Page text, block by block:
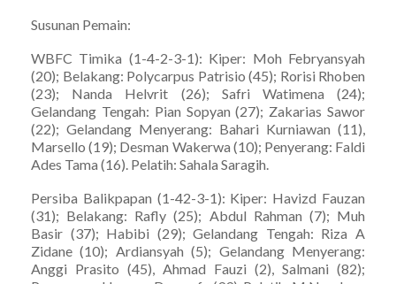
Susunan Pemain:
WBFC Timika (1-4-2-3-1): Kiper: Moh Febryansyah
(20); Belakang: Polycarpus Patrisio (45); Rorisi Rhoben
(23); Nanda Helvrit (26); Safri Watimena (24);
Gelandang Tengah: Pian Sopyan (27); Zakarias Sawor
(22); Gelandang Menyerang: Bahari Kurniawan (11),
Marsello (19); Desman Wakerwa (10); Penyerang: Faldi
Ades Tama (16). Pelatih: Sahala Saragih.
Persiba Balikpapan (1-42-3-1): Kiper: Havizd Fauzan
(31); Belakang: Rafly (25); Abdul Rahman (7); Muh
Basir (37); Habibi (29); Gelandang Tengah: Riza A
Zidane (10); Ardiansyah (5); Gelandang Menyerang:
Anggi Prasito (45), Ahmad Fauzi (2), Salmani (82);